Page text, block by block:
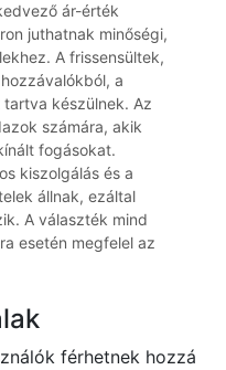
ár-érték
juthatnak minőségi,
A frissensültek,
a
készülnek. Az
számára, akik
fogásokat.
kiszolgálás és a
állnak, ezáltal
A választék mind
esetén megfelel az
férhetnek hozzá